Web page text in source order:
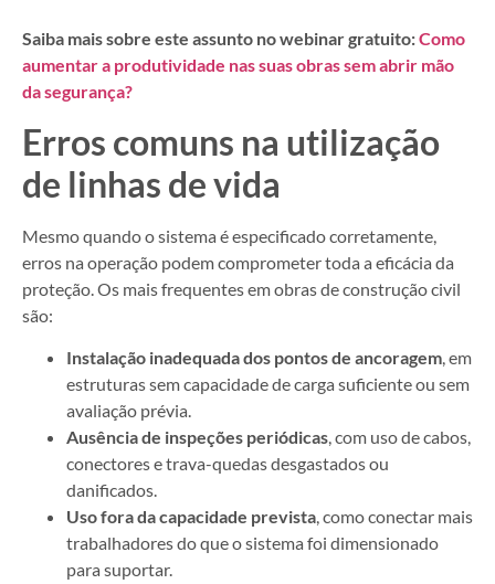
Saiba mais sobre este assunto no webinar gratuito:Como
aumentar a produtividade nas suas obras sem abrir mão
da segurança?
Erros comuns na utilização
de linhas de vida
Mesmo quando o sistema é especificado corretamente,
erros na operação podem comprometer toda a eficácia da
proteção. Os mais frequentes em obras de construção civil
são:
Instalação inadequada dos pontos de ancoragem, em
estruturas sem capacidade de carga suficiente ou sem
avaliação prévia.
Ausência de inspeções periódicas, com uso de cabos,
conectores e trava-quedas desgastados ou
danificados.
Uso fora da capacidade prevista, como conectar mais
trabalhadores do que o sistema foi dimensionado
para suportar.